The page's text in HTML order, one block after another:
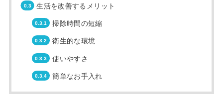
生活を改善するメリット
掃除時間の短縮
衛生的な環境
使いやすさ
簡単なお手入れ